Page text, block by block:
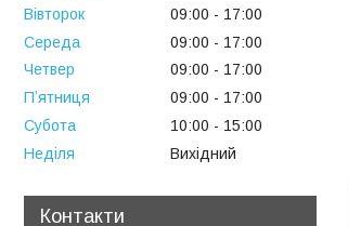
Вівторок
09:00
17:00
Середа
09:00
17:00
Четвер
09:00
17:00
Пʼятниця
09:00
17:00
Субота
10:00
15:00
Неділя
Вихідний
Контакти